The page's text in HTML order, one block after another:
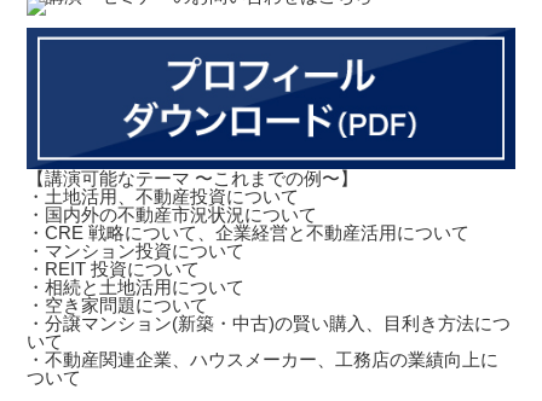
【講演可能なテーマ 〜これまでの例〜】
・土地活用、不動産投資について
・国内外の不動産市況状況について
・CRE 戦略について、企業経営と不動産活用について
・マンション投資について
・REIT 投資について
・相続と土地活用について
・空き家問題について
・分譲マンション(新築・中古)の賢い購入、目利き方法につ
いて
・不動産関連企業、ハウスメーカー、工務店の業績向上に
ついて